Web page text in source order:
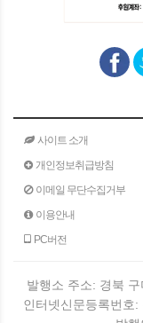
사이트 소개
개인정보취급방침
이메일 무단수집거부
이용안내
PC버전
발행소 주소: 경북
인터넷신문등록번호